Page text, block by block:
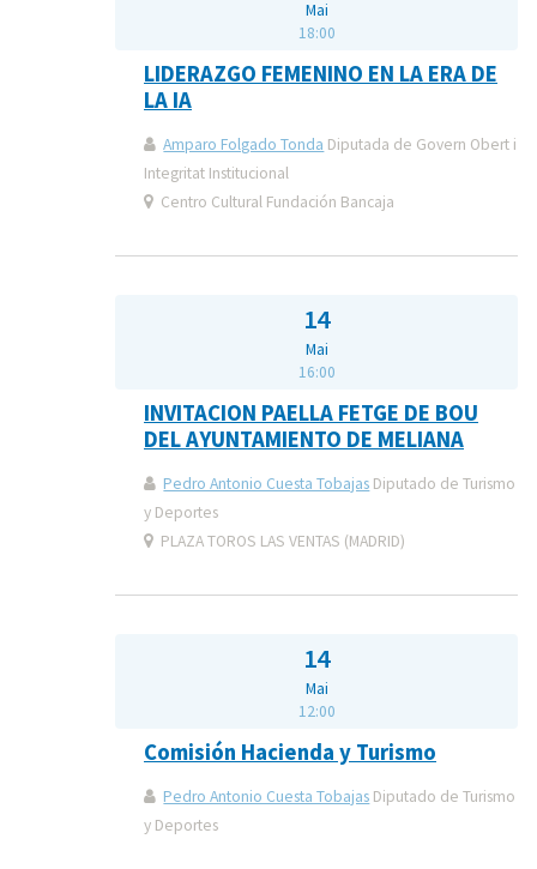
Mai
18:00
LIDERAZGO FEMENINO EN LA ERA DE
LA IA
Amparo Folgado Tonda Diputada de Govern Obert i
Integritat Institucional
Centro Cultural Fundación Bancaja
14
Mai
16:00
INVITACION PAELLA FETGE DE BOU
DEL AYUNTAMIENTO DE MELIANA
Pedro Antonio Cuesta Tobajas Diputado de Turismo
y Deportes
PLAZA TOROS LAS VENTAS (MADRID)
14
Mai
12:00
Comisión Hacienda y Turismo
Pedro Antonio Cuesta Tobajas Diputado de Turismo
y Deportes